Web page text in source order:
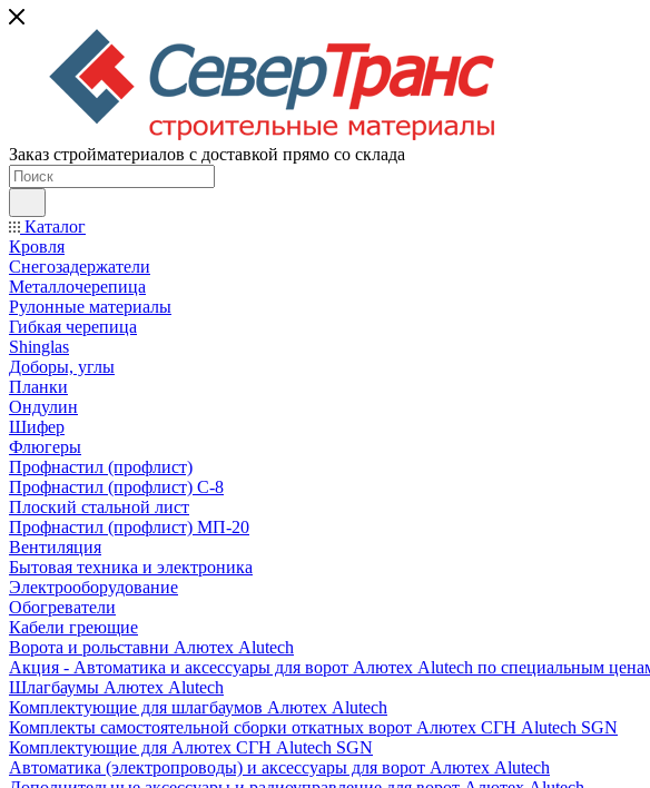
Заказ стройматериалов с доставкой прямо со склада
Каталог
Кровля
Снегозадержатели
Металлочерепица
Рулонные материалы
Гибкая черепица
Shinglas
Доборы, углы
Планки
Ондулин
Шифер
Флюгеры
Профнастил (профлист)
Профнастил (профлист) С-8
Плоский стальной лист
Профнастил (профлист) МП-20
Вентиляция
Бытовая техника и электроника
Электрооборудование
Обогреватели
Кабели греющие
Ворота и рольставни Алютех Alutech
Акция - Автоматика и аксессуары для ворот Алютех Alutech по специальным
Шлагбаумы Алютех Alutech
Комплектующие для шлагбаумов Алютех Alutech
Комплекты самостоятельной сборки откатных ворот Алютех СГН Alutech SGN
Комплектующие для Алютех СГН Alutech SGN
Автоматика (электропроводы) и аксессуары для ворот Алютех Alutech